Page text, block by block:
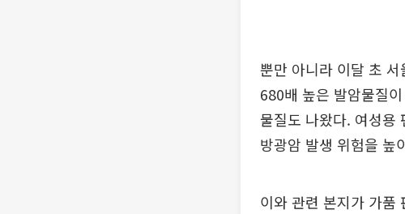
뿐만 아니라 이달 초
680배 높은 발암물질
물질도 나왔다. 여성용
방광암 발생 위험을 높
이와 관련 본지가 가품